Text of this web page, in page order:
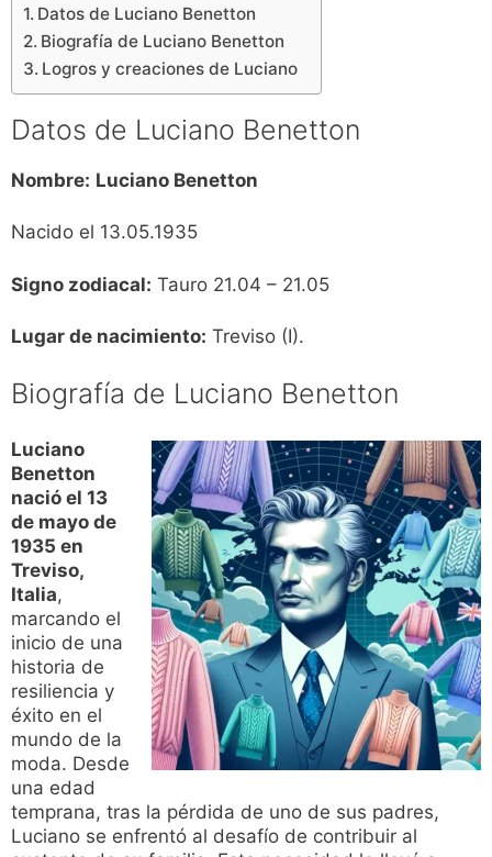
Datos de Luciano Benetton
Biografía de Luciano Benetton
Logros y creaciones de Luciano
Datos de Luciano Benetton
Nombre: Luciano Benetton
Nacido el 13.05.1935
Signo zodiacal: Tauro 21.04 – 21.05
Lugar de nacimiento: Treviso (I).
Biografía de Luciano Benetton
Luciano
Benetton
nació el 13
de mayo de
1935 en
Treviso,
Italia,
marcando el
inicio de una
historia de
resiliencia y
éxito en el
mundo de la
moda. Desde
una edad
temprana, tras la pérdida de uno de sus padres,
Luciano se enfrentó al desafío de contribuir al